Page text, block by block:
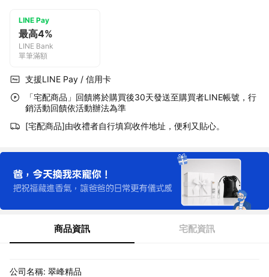
LINE Pay
最高4%
LINE Bank
單筆滿額
支援LINE Pay / 信用卡
「宅配商品」回饋將於購買後30天發送至購買者LINE帳號，行
銷活動回饋依活動辦法為準
[宅配商品]由收禮者自行填寫收件地址，便利又貼心。
商品資訊 宅配資訊
公司名稱: 翠峰精品